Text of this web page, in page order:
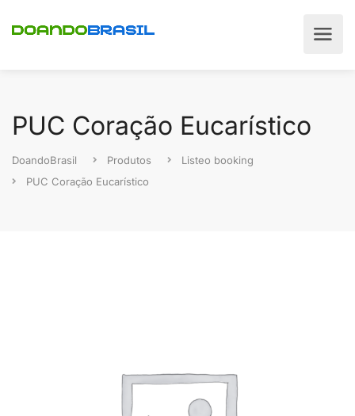
PUC Coração Eucarístico
DoandoBrasil Produtos
Listeo booking
PUC Coração Eucarístico